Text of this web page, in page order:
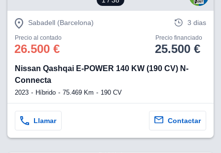
Sabadell (Barcelona) 3 dias
Precio al contado
26.500 €
Precio financiado
25.500 €
Nissan Qashqai E-POWER 140 KW (190 CV) N-
Connecta
2023 Híbrido 75.469 Km 190 CV
Llamar Contactar